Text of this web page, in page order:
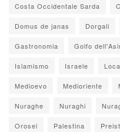
Costa Occidentale Sarda
Domus de janas Dorgali
Gastronomia Golfo
Islamismo Israele
Medioevo Medioriente
Nuraghe Nuraghi
Orosei Palestina